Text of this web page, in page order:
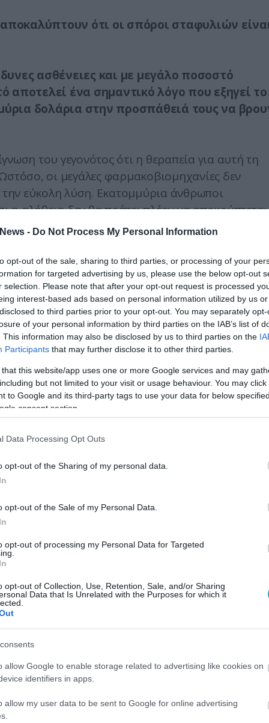
- Do Not Process My Personal Information
opt-out of the sale, sharing to third parties, or processing of your
for targeted advertising by us, please use the below opt-out
selection. Please note that after your opt-out request is processed
interest-based ads based on personal information utilized by us
to third parties prior to your opt-out. You may separately
of your personal information by third parties on the IAB’s list of
This information may also be disclosed by us to third parties on the
Participants that may further disclose it to other third parties.
that this website/app uses one or more Google services and may
but not limited to your visit or usage behaviour. You may
to Google and its third-party tags to use your data for below
consent section.
Data Processing Opt Outs
opt-out of the Sharing of my personal data.
opt-out of the Sale of my Personal Data.
opt-out of processing my Personal Data for Targeted
opt-out of Collection, Use, Retention, Sale, and/or Sharing
Data that Is Unrelated with the Purposes for which it
allow Google to enable storage related to advertising like cookies on
identifiers in apps.
allow my user data to be sent to Google for online advertising
ότι οι σπόροι σταφυλιών
ασθένειες και με μεγάλο ποσοστό
αποτελεί ένα σημαντικό λόγο που εξηγεί το
δολάρια στην προσπάθειά τους να
του γεγονότος ότι η θεραπεία για αυτή τη
οι μεγάλες φαρμακοβιομηχανίες δεν
την εύκολη λύση. Εκατομμύρια άνθρωποι
η αλήθεια δεν θα πρέπει πλέον να
έρευνα που διεξήχθη από ειδικούς
τους ερευνητές, και τα αποτελέσματα που
εναλλακτικές θεραπείες αντί της
κακό παρά καλό.
ότι οι σπόροι σταφυλιών έχουν τη δύναμη να
καρκινικών κυττάρων. Μπορεί να σας
τείνουν να φτύνουν, στην πραγματικότητα
Cancer Research της Αμερικανικής
Οι άνθρωποι πρέπει να γνωρίζουν ότι
θεραπεία του καρκίνου και θα πρέπει να
Το πιο σημαντικό πράγμα για την πρόληψη
είναι το να είμαστε καλά ενημερωμένοι.
σε ένα τρομερά υψηλό ποσοστό και
και παρόλο που οι επιστήμονες ξοδεύουν
καλά αποτελέσματα.
σε αυτήν την έρευνα και οι ερευνητές
για τον καρκίνο της Αμερικάνικης Ένωσης.
και βοηθήστε τους ανθρώπους να καταλάβουν
τόσο κοντά μας, αλλά για τις
είναι πιο σημαντικά από ό, τι οι
κρύψουν.
αποδεδειγμένες θαυματουργές